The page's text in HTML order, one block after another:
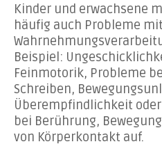
Kinder und erwachsene
häufig auch Probleme
Beispiel:
Feinmotorik, Probleme
Schreiben,
Überempfindlichkeit
bei Berührung,
von Körperkontakt auf.